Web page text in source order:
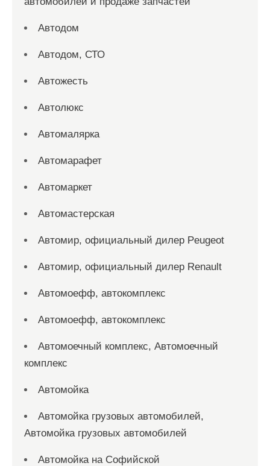
Автодом
Автодом, СТО
Автожесть
Автолюкс
Автомалярка
Автомарафет
Автомаркет
Автомастерская
Автомир, официальный дилер Peugeot
Автомир, официальный дилер Renault
Автомоефф, автокомплекс
Автомоефф, автокомплекс
Автомоечный комплекс, Автомоечный
комплекс
Автомойка
Автомойка грузовых автомобилей,
Автомойка грузовых автомобилей
Автомойка на Софийской